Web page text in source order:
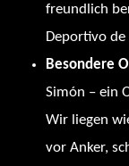
freundlich
Deportivo
Besondere
Simón – ein
Wir liegen
vor Anker,